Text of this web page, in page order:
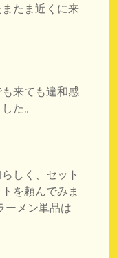
たま近くに来
来ても違和感
た。
しく、セット
を頼んでみま
ーメン単品は